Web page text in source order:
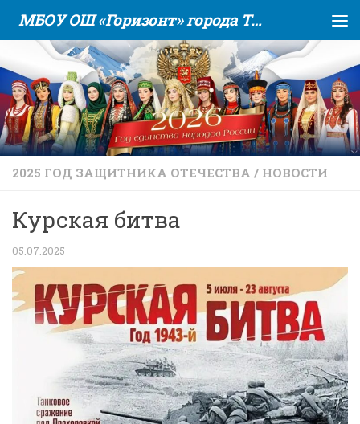
Skip to content МБОУ ОШ «Горизонт» города Тюмени
2025 ГОД ЗАЩИТНИКА ОТЕЧЕСТВА / НОВОСТИ
Курская битва
05.07.2025